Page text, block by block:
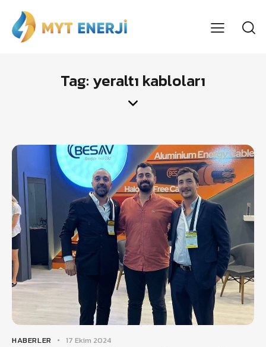
Tag: yeraltı kabloları
HABERLER 17 Ekim 2024